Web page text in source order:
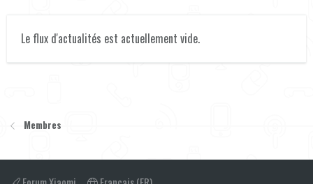
Le flux d'actualités est actuellement vide.
Membres